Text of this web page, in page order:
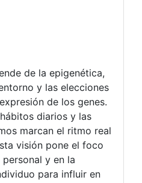
de la epigenética,
y las elecciones
de los genes.
diarios y las
marcan el ritmo real
visión pone el foco
y en la
para influir en